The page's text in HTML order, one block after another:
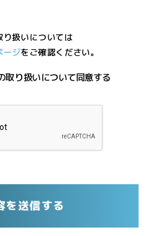
り扱いについては
ージをご確認ください。
取り扱いについて同意する